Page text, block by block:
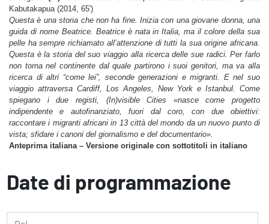
Kabutakapua (2014, 65′)
Questa è una storia che non ha fine. Inizia con una giovane donna, una
guida di nome Beatrice. Beatrice è nata in Italia, ma il colore della sua
pelle ha sempre richiamato all’attenzione di tutti la sua origine africana.
Questa è la storia del suo viaggio alla ricerca delle sue radici. Per farlo
non torna nel continente dal quale partirono i suoi genitori, ma va alla
ricerca di altri “come lei”, seconde generazioni e migranti. E nel suo
viaggio attraversa Cardiff, Los Angeles, New York e Istanbul. Come
spiegano i due registi, (In)visible Cities «nasce come progetto
indipendente e autofinanziato, fuori dal coro, con due obiettivi:
raccontare i migranti africani in 13 città del mondo da un nuovo punto di
vista; sfidare i canoni del giornalismo e del documentario».
Anteprima italiana – Versione originale con sottotitoli in italiano
Date di programmazione